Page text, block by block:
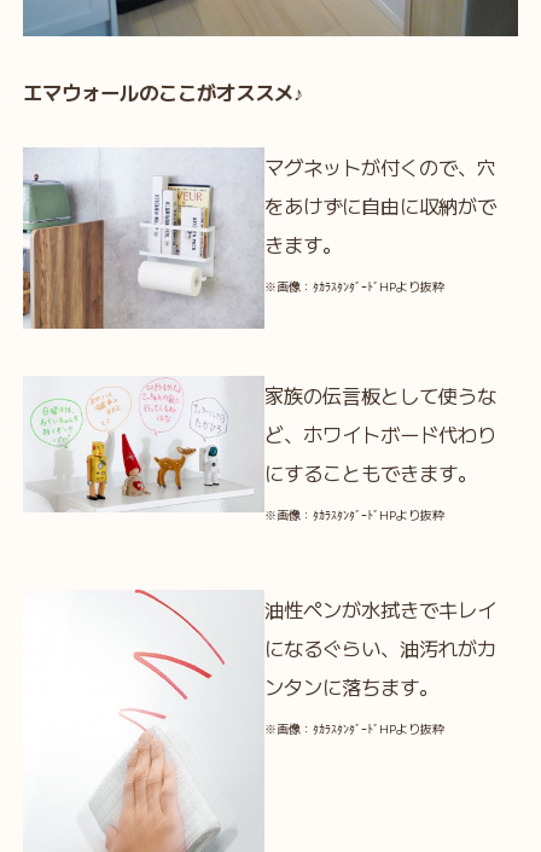
エマウォールのここがオススメ♪
マグネットが付くので、穴
をあけずに自由に収納がで
きます。
※画像：ﾀｶﾗｽﾀﾝﾀﾞｰﾄﾞHPより抜粋
家族の伝言板として使うな
ど、ホワイトボード代わり
にすることもできます。
※画像：ﾀｶﾗｽﾀﾝﾀﾞｰﾄﾞHPより抜粋
油性ペンが水拭きでキレイ
になるぐらい、油汚れがカ
ンタンに落ちます。
※画像：ﾀｶﾗｽﾀﾝﾀﾞｰﾄﾞHPより抜粋